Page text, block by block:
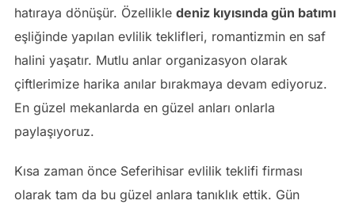
hatıraya dönüşür. Özellikle deniz kıyısında gün batımı
eşliğinde yapılan evlilik teklifleri, romantizmin en saf
halini yaşatır. Mutlu anlar organizasyon olarak
çiftlerimize harika anılar bırakmaya devam ediyoruz.
En güzel mekanlarda en güzel anları onlarla
paylaşıyoruz.
Kısa zaman önce Seferihisar evlilik teklifi firması
olarak tam da bu güzel anlara tanıklık ettik. Gün